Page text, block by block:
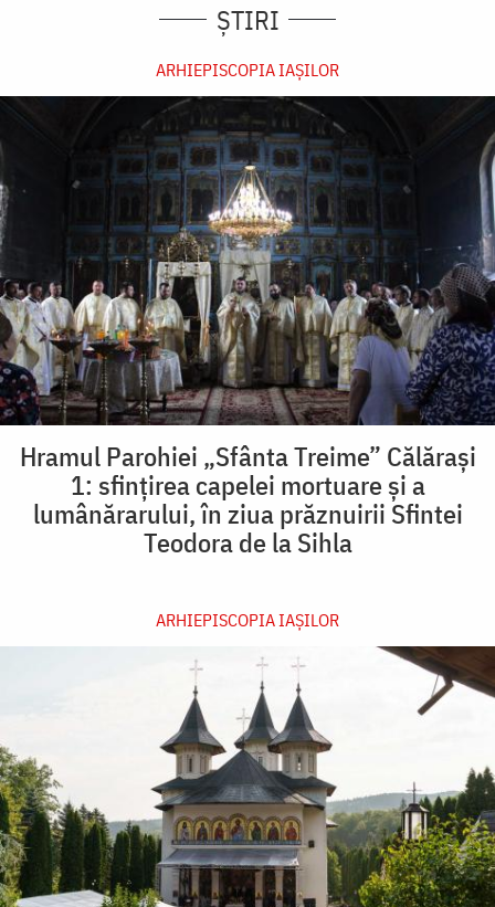
ȘTIRI
ARHIEPISCOPIA IAŞILOR
Hramul Parohiei „Sfânta Treime” Călărași
1: sfințirea capelei mortuare și a
lumânărarului, în ziua prăznuirii Sfintei
Teodora de la Sihla
ARHIEPISCOPIA IAŞILOR